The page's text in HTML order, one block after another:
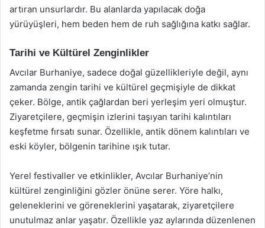
artıran unsurlardır. Bu alanlarda yapılacak doğa
yürüyüşleri, hem beden hem de ruh sağlığına katkı sağlar.
Tarihi ve Kültürel Zenginlikler
Avcılar Burhaniye, sadece doğal güzellikleriyle değil, aynı
zamanda zengin tarihi ve kültürel geçmişiyle de dikkat
çeker. Bölge, antik çağlardan beri yerleşim yeri olmuştur.
Ziyaretçilere, geçmişin izlerini taşıyan tarihi kalıntıları
keşfetme fırsatı sunar. Özellikle, antik dönem kalıntıları ve
eski köyler, bölgenin tarihine ışık tutar.
Yerel festivaller ve etkinlikler, Avcılar Burhaniye’nin
kültürel zenginliğini gözler önüne serer. Yöre halkı,
geleneklerini ve göreneklerini yaşatarak, ziyaretçilere
unutulmaz anlar yaşatır. Özellikle yaz aylarında düzenlenen